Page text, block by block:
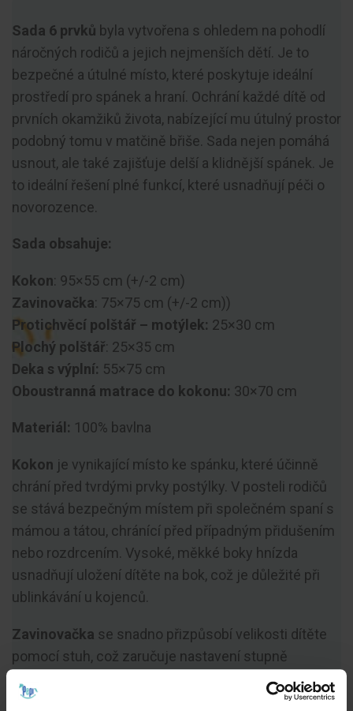
Sada 6 prvků byla vytvořena s ohledem na pohodlí
náročných rodičů a jejich nejmenších dětí. Je to
bezpečné a útulné místo, které poskytuje ideální
prostředí pro spánek a hraní. Ochrání každé dítě od
prvních okamžiků života, nabízející mu útulný prostor
podobný tomu v matčině břiše. Sada nejen pomáhá
usnout, ale také zajišťuje delší a klidnější spánek. Je
to ideální řešení plné funkcí, které usnadňují péči o
novorozence.
Sada obsahuje:
Kokon: 95×55 cm (+/-2 cm)
Zavinovačka: 75×75 cm (+/-2 cm))
Protichvěcí polštář – motýlek: 25×30 cm
Plochý polštář: 25×35 cm
Deka s výplní: 55×75 cm
Oboustranná matrace do kokonu: 30×70 cm
Materiál: 100% bavlna
Kokon je vynikající místo ke spánku, které účinně
chrání před tvrdými prvky postýlky. V posteli rodičů
se stává bezpečným místem při společném spaní s
mámou a tátou, chránící před případným přidušením
nebo rozdrcením. Vysoké, měkké boky hnízda
usnadňují uložení dítěte na bok, což je důležité při
ublinkávání u kojenců.
Zavinovačka se snadno přizpůsobí velikosti dítěte
pomocí stuh, což zaručuje nastavení stupně
zabalení. Bezpečné a pohodlné zapínání eliminuje
tvrdou sponu nebo suchý zip, které by mohly